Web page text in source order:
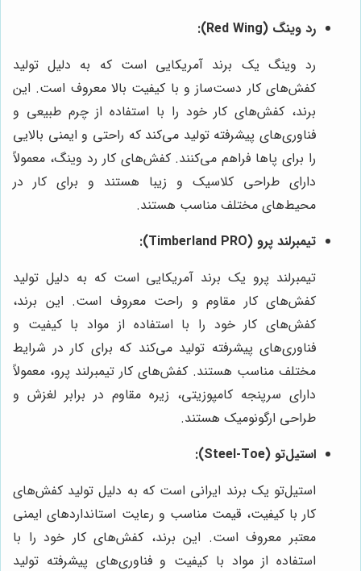
رد وینگ (Red Wing):
رد وینگ یک برند آمریکایی است که به دلیل تولید
کفش‌های کار دست‌ساز و با کیفیت بالا معروف است. این
برند، کفش‌های کار خود را با استفاده از چرم طبیعی و
فناوری‌های پیشرفته تولید می‌کند که راحتی و ایمنی بالایی
را برای پاها فراهم می‌کنند. کفش‌های کار رد وینگ، معمولاً
دارای طراحی کلاسیک و زیبا هستند و برای کار در
محیط‌های مختلف مناسب هستند.
تیمبرلند پرو (Timberland PRO):
تیمبرلند پرو یک برند آمریکایی است که به دلیل تولید
کفش‌های کار مقاوم و راحت معروف است. این برند،
کفش‌های کار خود را با استفاده از مواد با کیفیت و
فناوری‌های پیشرفته تولید می‌کند که برای کار در شرایط
مختلف مناسب هستند. کفش‌های کار تیمبرلند پرو، معمولاً
دارای سرپنجه کامپوزیتی، زیره مقاوم در برابر لغزش و
طراحی ارگونومیک هستند.
استیل‌تو (Steel-Toe):
استیل‌تو یک برند ایرانی است که به دلیل تولید کفش‌های
کار با کیفیت، قیمت مناسب و رعایت استانداردهای ایمنی
معتبر معروف است. این برند، کفش‌های کار خود را با
استفاده از مواد با کیفیت و فناوری‌های پیشرفته تولید